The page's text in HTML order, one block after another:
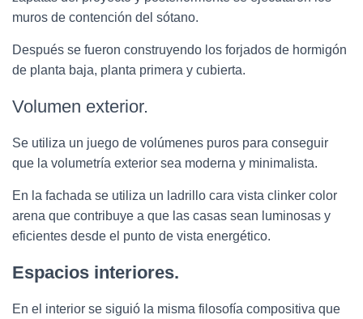
muros de contención del sótano.
Después se fueron construyendo los forjados de hormigón
de planta baja, planta primera y cubierta.
Volumen exterior.
Se utiliza un juego de volúmenes puros para conseguir
que la volumetría exterior sea moderna y minimalista.
En la fachada se utiliza un ladrillo cara vista clinker color
arena que contribuye a que las casas sean luminosas y
eficientes desde el punto de vista energético.
Espacios interiores.
En el interior se siguió la misma filosofía compositiva que